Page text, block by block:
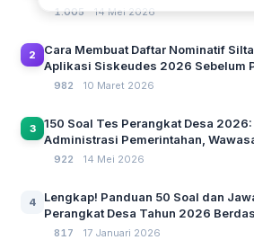
1.005 14 Mei 2026
2
Cara Membuat Daftar Nominatif
Aplikasi Siskeudes 2026 Sebelum
SPP Pencairan Dana Desa
982 10 Maret 2026
3
150 Soal Tes Perangkat Desa 2026:
Administrasi Pemerintahan,
Kebangsaan, dan Komputer Beserta
922 14 Mei 2026
4
Lengkap! Panduan 50 Soal dan
Perangkat Desa Tahun 2026
No 3 Tahun 2024
817 17 Januari 2026